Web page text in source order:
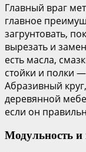
Главный враг
главное
загрунтовать,
вырезать и
есть масла,
стойки и полки
Абразивный
деревянной
если он
Модульность и